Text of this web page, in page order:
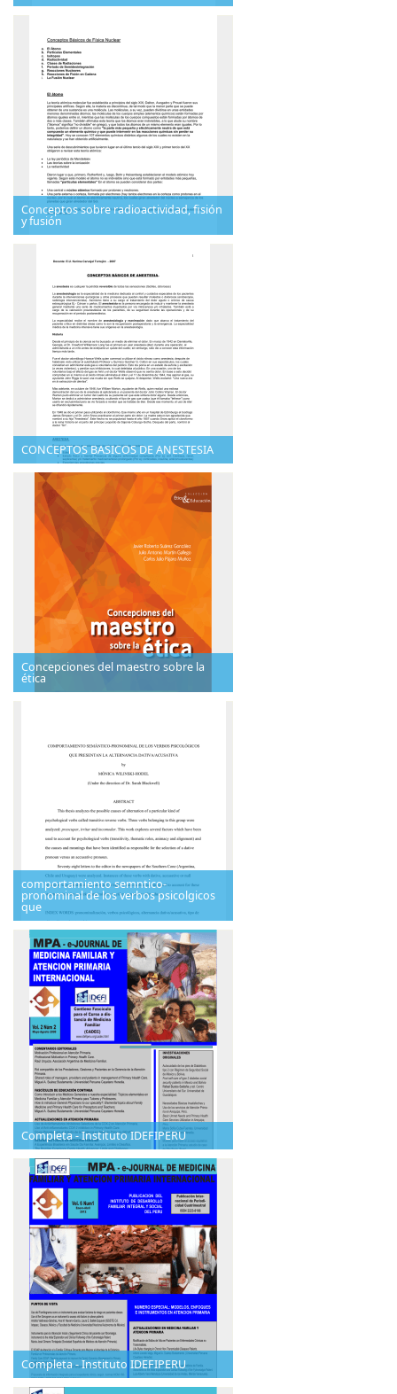
Conceptos sobre radioactividad, fisión
y fusión
CONCEPTOS BASICOS DE ANESTESIA
Concepciones del maestro sobre la
ética
comportamiento semntico-
pronominal de los verbos psicolgicos
que
Completa - Instituto IDEFIPERU
Completa - Instituto IDEFIPERU